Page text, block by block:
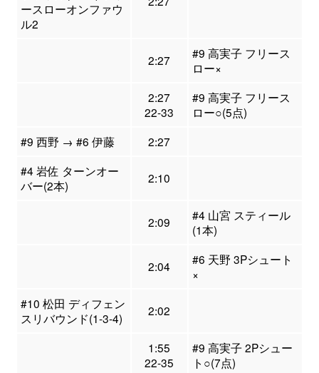
ースローオンファウ
ル2
2:27
#9 高実子 フリース
ロー×
2:27
22-33
#9 高実子 フリース
ロー○(5点)
#9 西野 → #6 伊藤
2:27
#4 岩佐 ターンオー
バー(2本)
2:10
2:09
#4 山宮 スティール
(1本)
2:04
#6 天野 3Pシュート
×
#10 松田 ディフェン
スリバウンド(1-3-4)
2:02
1:55
22-35
#9 高実子 2Pシュー
ト○(7点)